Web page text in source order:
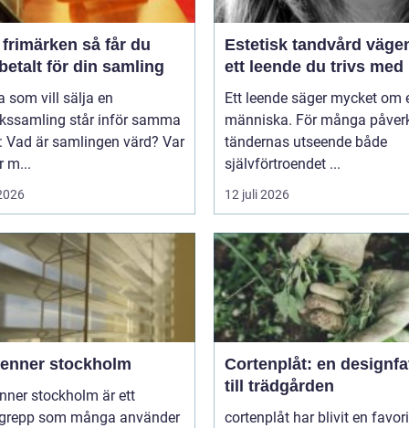
så får du
för din samling
som vill sälja en
står inför samma
Vad är samlingen värd? Var
m...
Estetisk tandvård vägen till
ett leende du trivs med
Ett leende säger mycket om
människa. För många
tändernas utseende både
självförtroendet ...
12 juli 2026
stockholm
stockholm är ett
som många använder
Cortenplåt: en
till trädgården
cortenplåt har blivit en